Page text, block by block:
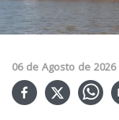
06 de Agosto de 2026